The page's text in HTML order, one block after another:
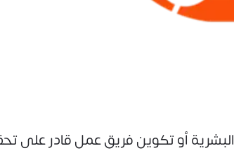
أو تكوين فريق عمل قادر على